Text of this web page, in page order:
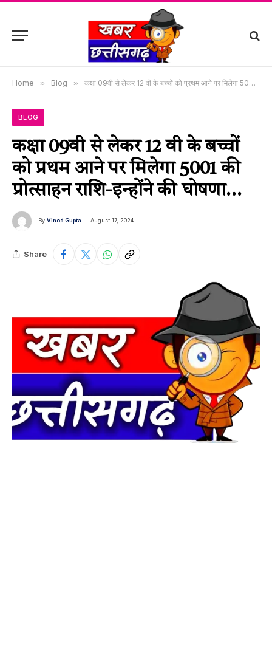
Home » Blog » कक्षा 09वी से लेकर 12 वी के बच्चों को प्रथम आने पर मिलेगा 5001 की प्रोत्साहन राशि-इन्होंने की घोषणा…
BLOG
कक्षा 09वी से लेकर 12 वी के बच्चों
को प्रथम आने पर मिलेगा 5001 की
प्रोत्साहन राशि-इन्होंने की घोषणा…
By Vinod Gupta August 17, 2024
Share